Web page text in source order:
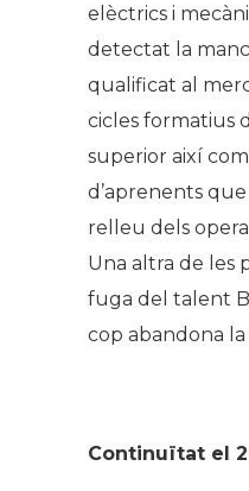
elèctrics i
detectat la
qualificat al
cicles formatius
superior així
d’aprenents
relleu dels
Una altra de les
fuga del talent
cop abandona
Continuïtat el